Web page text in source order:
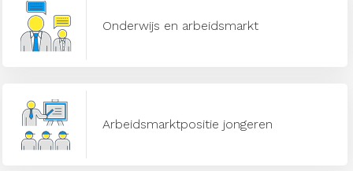
Onderwijs en arbeidsmarkt
Arbeidsmarktpositie jongeren